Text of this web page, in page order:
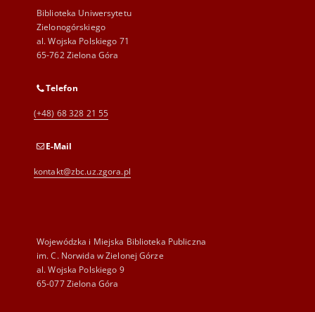
Biblioteka Uniwersytetu
Zielonogórskiego
al. Wojska Polskiego 71
65-762 Zielona Góra
Telefon
(+48) 68 328 21 55
E-Mail
kontakt@zbc.uz.zgora.pl
Wojewódzka i Miejska Biblioteka Publiczna
im. C. Norwida w Zielonej Górze
al. Wojska Polskiego 9
65-077 Zielona Góra